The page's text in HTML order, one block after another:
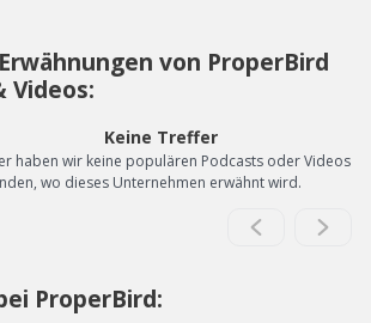
von ProperBird
Videos:
Keine Treffer
haben wir keine populären Podcasts oder Videos
wo dieses Unternehmen erwähnt wird.
ProperBird: